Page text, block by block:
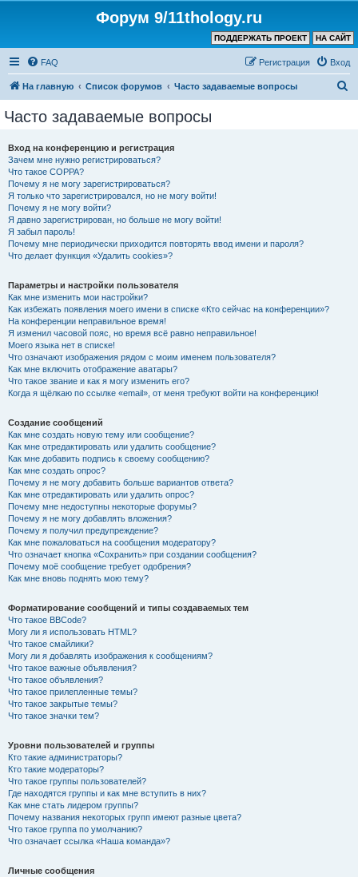
Форум 9/11thology.ru
НА САЙТ
ПОДДЕРЖАТЬ ПРОЕКТ
FAQ Вход
Регистрация
На главную Список форумов Часто задаваемые вопросы
Часто задаваемые вопросы
Вход на конференцию и регистрация
Зачем мне нужно регистрироваться?
Что такое COPPA?
Почему я не могу зарегистрироваться?
Я только что зарегистрировался, но не могу войти!
Почему я не могу войти?
Я давно зарегистрирован, но больше не могу войти!
Я забыл пароль!
Почему мне периодически приходится повторять ввод имени и пароля?
Что делает функция «Удалить cookies»?
Параметры и настройки пользователя
Как мне изменить мои настройки?
Как избежать появления моего имени в списке «Кто сейчас на конференции»?
На конференции неправильное время!
Я изменил часовой пояс, но время всё равно неправильное!
Моего языка нет в списке!
Что означают изображения рядом с моим именем пользователя?
Как мне включить отображение аватары?
Что такое звание и как я могу изменить его?
Когда я щёлкаю по ссылке «email», от меня требуют войти на конференцию!
Создание сообщений
Как мне создать новую тему или сообщение?
Как мне отредактировать или удалить сообщение?
Как мне добавить подпись к своему сообщению?
Как мне создать опрос?
Почему я не могу добавить больше вариантов ответа?
Как мне отредактировать или удалить опрос?
Почему мне недоступны некоторые форумы?
Почему я не могу добавлять вложения?
Почему я получил предупреждение?
Как мне пожаловаться на сообщения модератору?
Что означает кнопка «Сохранить» при создании сообщения?
Почему моё сообщение требует одобрения?
Как мне вновь поднять мою тему?
Форматирование сообщений и типы создаваемых тем
Что такое BBCode?
Могу ли я использовать HTML?
Что такое смайлики?
Могу ли я добавлять изображения к сообщениям?
Что такое важные объявления?
Что такое объявления?
Что такое прилепленные темы?
Что такое закрытые темы?
Что такое значки тем?
Уровни пользователей и группы
Кто такие администраторы?
Кто такие модераторы?
Что такое группы пользователей?
Где находятся группы и как мне вступить в них?
Как мне стать лидером группы?
Почему названия некоторых групп имеют разные цвета?
Что такое группа по умолчанию?
Что означает ссылка «Наша команда»?
Личные сообщения